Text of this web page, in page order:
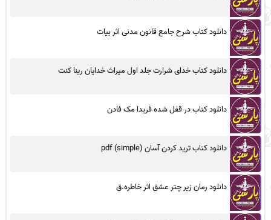
دانلود کتاب شرح جامع قانون مدنی اثر بیات
دانلود کتاب خدای شرارت جلد اول میراث خدایان رینا کنت
دانلود کتاب در قفل شده فریدا مک فادن
دانلود کتاب ترید کردن آسان (simple) pdf
دانلود رمان زیر چتر عشق اثر خاطره.ق